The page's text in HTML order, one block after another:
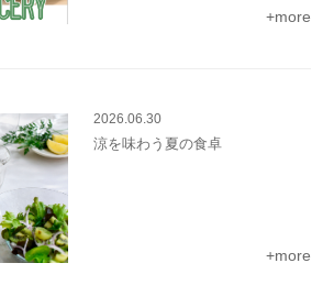
+more
2026.06.30
涼を味わう夏の食卓
+more